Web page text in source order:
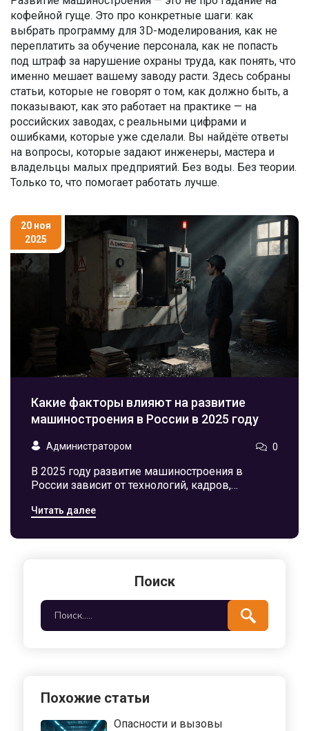
кофейной гуще. Это про конкретные шаги: как
выбрать программу для 3D-моделирования, как не
переплатить за обучение персонала, как не попасть
под штраф за нарушение охраны труда, как понять, что
именно мешает вашему заводу расти. Здесь собраны
статьи, которые не говорят о том, как должно быть, а
показывают, как это работает на практике — на
российских заводах, с реальными цифрами и
ошибками, которые уже сделали. Вы найдёте ответы
на вопросы, которые задают инженеры, мастера и
владельцы малых предприятий. Без воды. Без теории.
Только то, что помогает работать лучше.
20 ноя
2025
Какие факторы влияют на развитие
машиностроения в России в 2025 году
Администратором 0
В 2025 году развитие машиностроения в
России зависит от технологий, кадров,
импортозамещение не спасает, как
реально меняет ситуацию на заводах.
Читать далее
Поиск
Похожие статьи
Опасности и вызовы